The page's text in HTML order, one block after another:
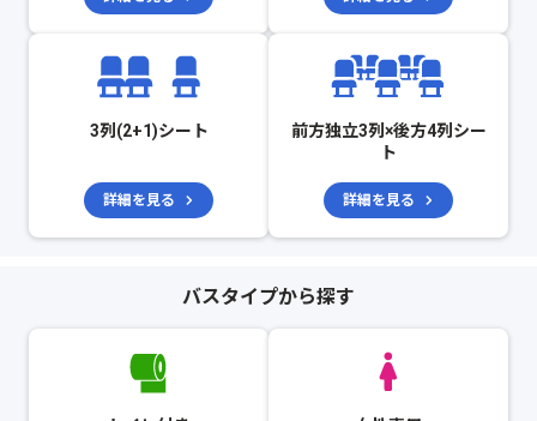
3列(2+1)シート
詳細を見る
前方独立3列×後方4列シー
ト
詳細を見る
バスタイプから探す